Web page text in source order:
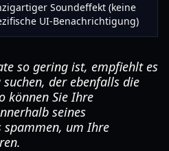
Soundeffekt (keine
UI-Benachrichtigung)
so gering ist, empfiehlt es
der ebenfalls die
können Sie Ihre
seines
spammen, um Ihre